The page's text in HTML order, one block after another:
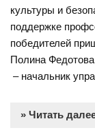
культуры и
поддержке
победителей
Полина
– начальник
» Читать